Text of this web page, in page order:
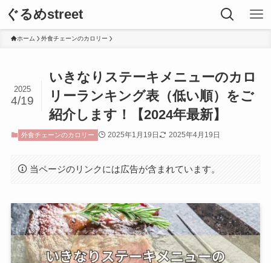
ぐるめstreet
ホーム 外食チェーンのカロリー
いきなりステーキメニューのカロ
リーランキング表（低い順）をご
紹介します！【2024年最新】
2025
4/19
外食チェーンのカロリー 2025年1月19日 2025年4月19日
当ページのリンクには広告が含まれています。